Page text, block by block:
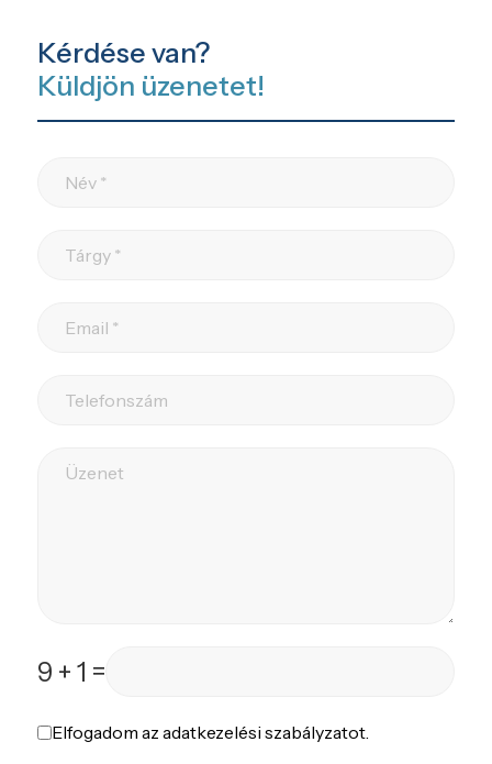
Kérdése van?
Küldjön üzenetet!
9 + 1 =
Terms of Service*
Elfogadom az adatkezelési szabályzatot.